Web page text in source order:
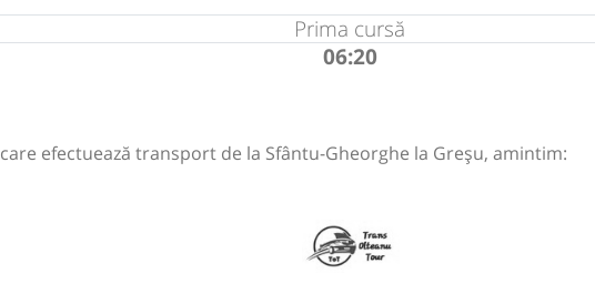
Prima cursă
06:20
care efectuează transport de la Sfântu-Gheorghe la Greșu, amintim: